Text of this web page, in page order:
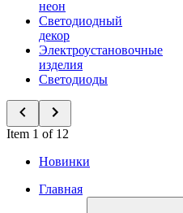
неон
Светодиодный
декор
Электроустановочные
изделия
Светодиоды
Item 1 of 12
Новинки
Главная